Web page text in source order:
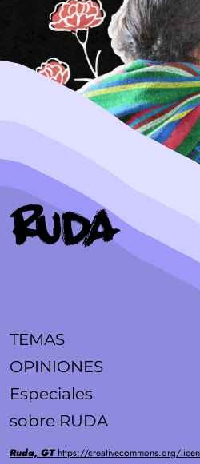
TEMAS
OPINIONES
Especiales
sobre RUDA
Ruda, GThttps://creativecommons.org/